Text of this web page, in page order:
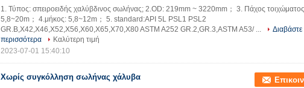
1. Τύπος: σπειροειδής χαλύβδινος σωλήνας; 2.OD: 219mm ~ 3220mm； 3. Πάχος
5,8~20m； 4.μήκος: 5,8~12m； 5. standard:API 5L PSL1 PSL2
GR.B,X42,X46,X52,X56,X60,X65,X70,X80 ASTM A252 GR.2,GR.3,ASTM A53/ ...
Διαβάστε
περισσότερα
Καλύτερη τιμή
2023-07-01 15:40:10
Χωρίς συγκόλληση σωλήνας χάλυβα